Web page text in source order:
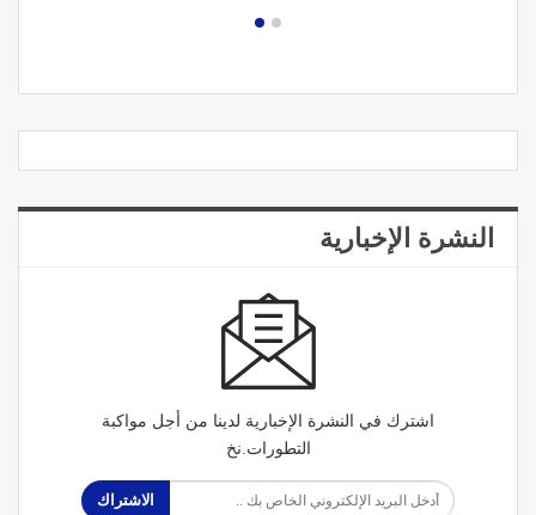
النشرة الإخبارية
اشترك في النشرة الإخبارية لدينا من أجل مواكبة
التطورات.نخ
الاشتراك